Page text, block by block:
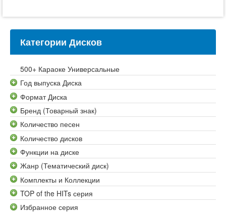
Категории Дисков
500+ Караоке Универсальные
Год выпуска Диска
Формат Диска
Бренд (Товарный знак)
Количество песен
Количество дисков
Функции на диске
Жанр (Тематический диск)
Комплекты и Коллекции
TOP of the HITs серия
Избранное серия